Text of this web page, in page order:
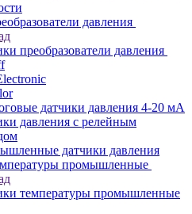
давления
преобразователи давления
датчики давления 4-20 мА
давления с релейным
датчики давления
промышленные
температуры промышленные